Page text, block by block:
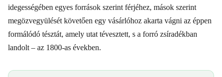
idegességében egyes források szerint férjéhez, mások szerint
megözvegyülését követően egy vásárlóhoz akarta vágni az éppen
formálódó tésztát, amely utat tévesztett, s a forró zsíradékban
landolt – az 1800-as években.